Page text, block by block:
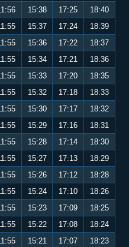
15:38 17:25
18:40
15:37 17:24
18:39
15:36 17:22
18:37
15:34 17:21
18:36
15:33 17:20
18:35
15:32 17:18
18:33
15:30 17:17
18:32
15:29 17:16
18:31
15:28 17:14
18:30
15:27 17:13
18:29
15:26 17:12
18:28
15:24 17:10
18:26
15:23 17:09
18:25
15:22 17:08
18:24
15:21 17:07 18:23